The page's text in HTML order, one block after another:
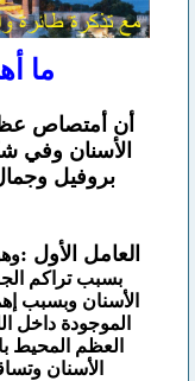
ما
أن أمتصاص
الأسنان وفي
بروفيل
العامل الأول :
بسبب تراكم
الأسنان وبسبب
الموجودة داخل
العظم المحيط
الأسنان